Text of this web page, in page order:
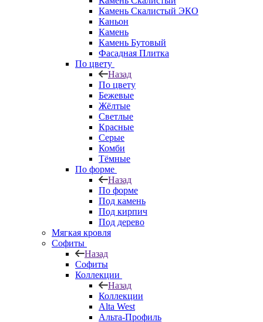
Камень Скалистый ЭКО
Каньон
Камень
Камень Бутовый
Фасадная Плитка
По цвету
Назад
По цвету
Бежевые
Жёлтые
Светлые
Красные
Серые
Комби
Тёмные
По форме
Назад
По форме
Под камень
Под кирпич
Под дерево
Мягкая кровля
Софиты
Назад
Софиты
Коллекции
Назад
Коллекции
Alta West
Альта-Профиль